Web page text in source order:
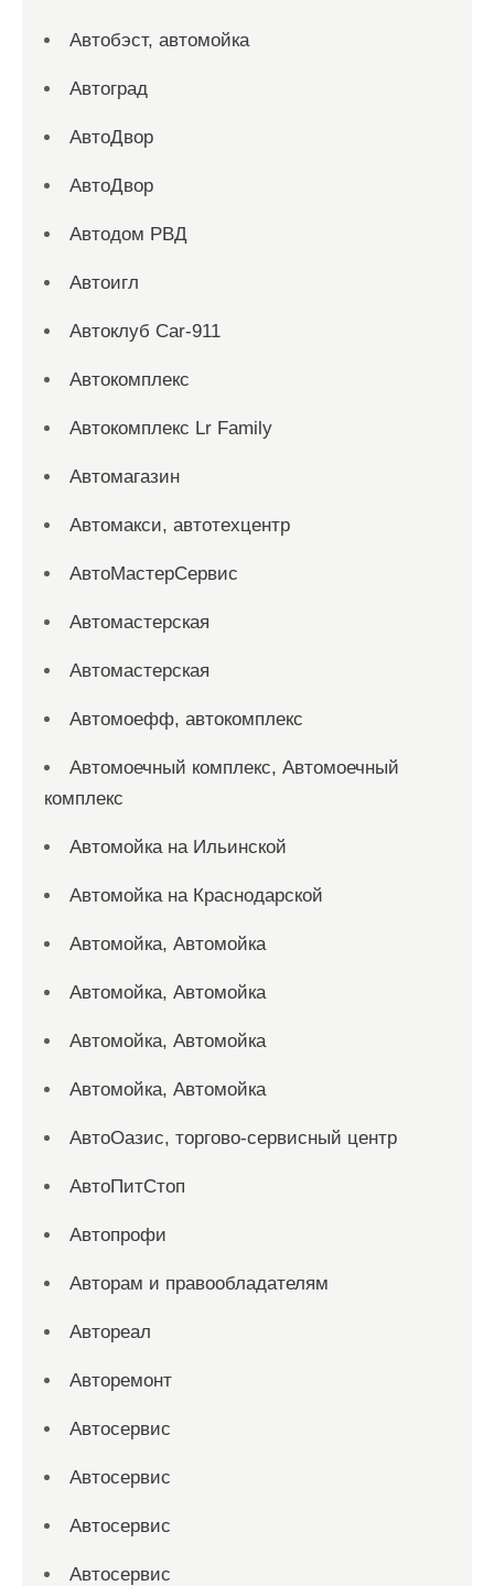
Автобэст, автомойка
Автоград
АвтоДвор
АвтоДвор
Автодом РВД
Автоигл
Автоклуб Car-911
Автокомплекс
Автокомплекс Lr Family
Автомагазин
Автомакси, автотехцентр
АвтоМастерСервис
Автомастерская
Автомастерская
Автомоефф, автокомплекс
Автомоечный комплекс, Автомоечный
комплекс
Автомойка на Ильинской
Автомойка на Краснодарской
Автомойка, Автомойка
Автомойка, Автомойка
Автомойка, Автомойка
Автомойка, Автомойка
АвтоОазис, торгово-сервисный центр
АвтоПитСтоп
Автопрофи
Авторам и правообладателям
Автореал
Авторемонт
Автосервис
Автосервис
Автосервис
Автосервис